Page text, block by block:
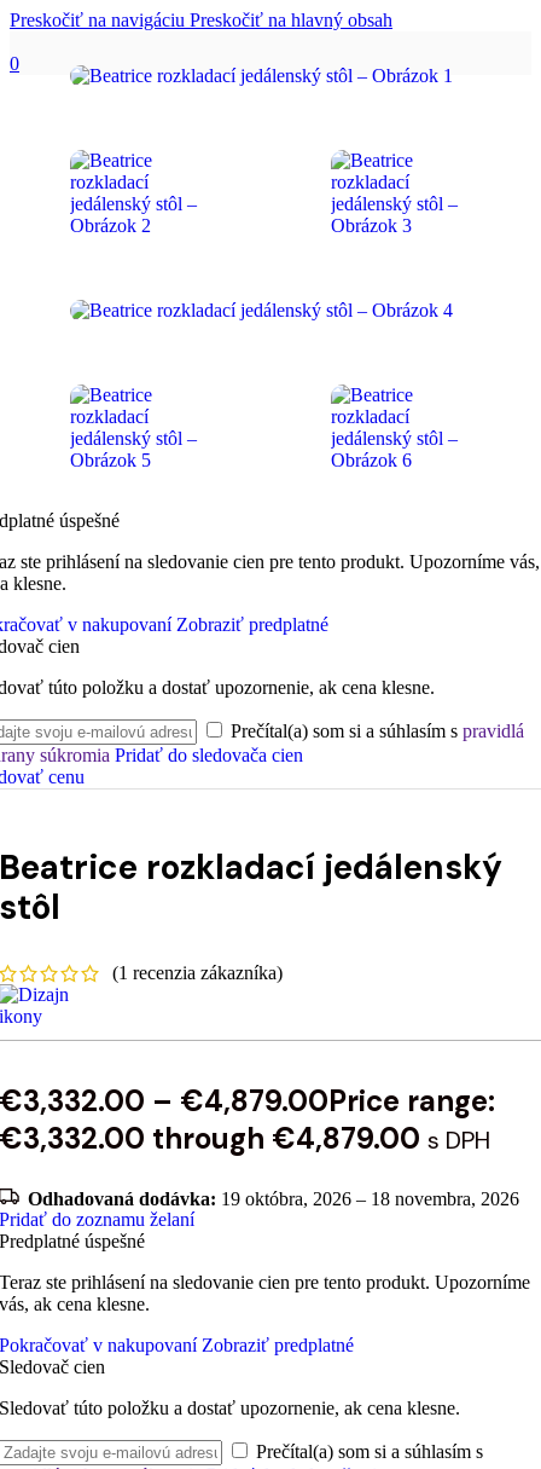
Preskočiť na navigáciu Preskočiť na hlavný obsah
0
úspešné
ste prihlásení na sledovanie cien pre tento produkt. Upozorníme
klesne.
v nakupovaní Zobraziť predplatné
cien
túto položku a dostať upozornenie, ak cena klesne.
Prečítal(a) som si a súhlasím s pravidlá
súkromia Pridať do sledovača cien
cenu
Beatrice rozkladací jedálenský
stôl
(1 recenzia zákazníka)
€3,332.00 – €4,879.00Price range:
€3,332.00 through €4,879.00 s DPH
Odhadovaná dodávka: 19 októbra, 2026 – 18 novembra, 2026
Pridať do zoznamu želaní
Predplatné úspešné
Teraz ste prihlásení na sledovanie cien pre tento produkt. Upozorníme
vás, ak cena klesne.
Pokračovať v nakupovaní Zobraziť predplatné
Sledovač cien
Sledovať túto položku a dostať upozornenie, ak cena klesne.
Prečítal(a) som si a súhlasím s